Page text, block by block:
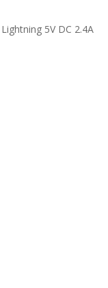
5V DC 2.4A